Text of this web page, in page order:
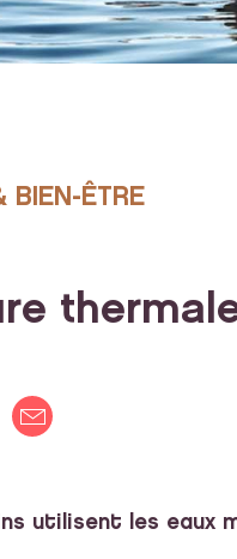
BIEN-ÊTRE
utilisent les eaux